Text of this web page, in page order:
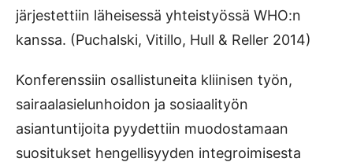
järjestettiin läheisessä yhteistyössä WHO:n
kanssa. (Puchalski, Vitillo, Hull & Reller 2014)
Konferenssiin osallistuneita kliinisen työn,
sairaalasielunhoidon ja sosiaalityön
asiantuntijoita pyydettiin muodostamaan
suositukset hengellisyyden integroimisesta